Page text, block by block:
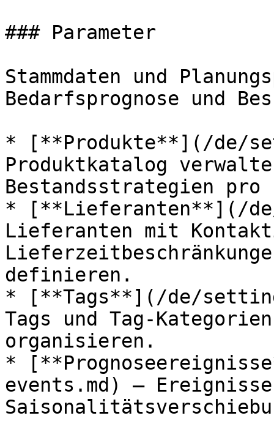
### Parameter
Stammdaten und
Bedarfsprognose und
* [**Produkte**](/de/
Produktkatalog
Bestandsstrategien
* [**Lieferanten**](/
Lieferanten mit
definieren.
* [**Tags**](/de/
Tags und Tag-
organisieren.
*
events.md) –